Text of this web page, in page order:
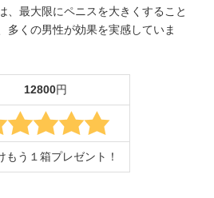
、最大限にペニスを大きくすること
多くの男性が効果を実感していま
12800円
もう１箱プレゼント！